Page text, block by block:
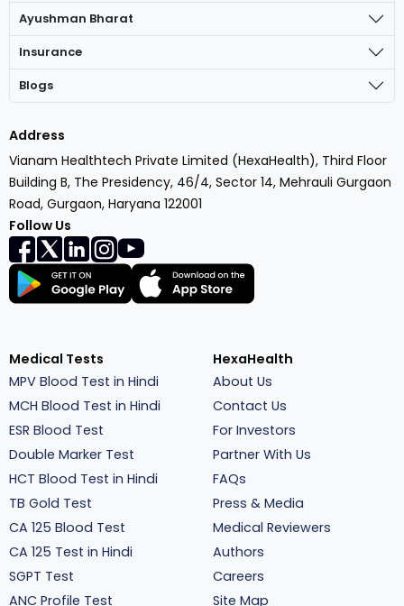
Ayushman Bharat
Insurance
Blogs
Address
Vianam Healthtech Private Limited (HexaHealth), Third Floor
Building B, The Presidency, 46/4, Sector 14, Mehrauli Gurgaon
Road, Gurgaon, Haryana 122001
Follow Us
Medical Tests
MPV Blood Test in Hindi
MCH Blood Test in Hindi
ESR Blood Test
Double Marker Test
HCT Blood Test in Hindi
TB Gold Test
CA 125 Blood Test
CA 125 Test in Hindi
SGPT Test
ANC Profile Test
HexaHealth
About Us
Contact Us
For Investors
Partner With Us
FAQs
Press & Media
Medical Reviewers
Authors
Careers
Site Map